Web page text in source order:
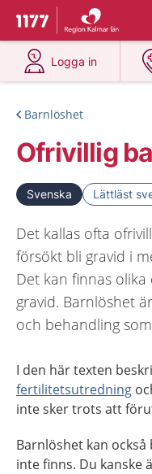
Till startsidan för 1177
Du har valt
Logga in
på 1177.se
Barnlöshet
Ofrivillig
Svenska Lättläst
Det kallas ofta
försökt bli gravid i
Det kan finnas
gravid. Barnlöshet
och behandling
I den här texten
fertilitetsutredning
inte sker trots att
Barnlöshet kan
inte finns. Du kanske